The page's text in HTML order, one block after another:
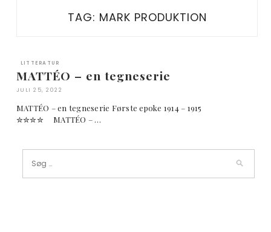
TAG: MARK PRODUKTION
LITTERATUR
MATTÉO – en tegneserie
JULI 25, 2022
MATTÉO – en tegneserie Første epoke 1914 – 1915
✮✮✮✮ MATTÉO – …